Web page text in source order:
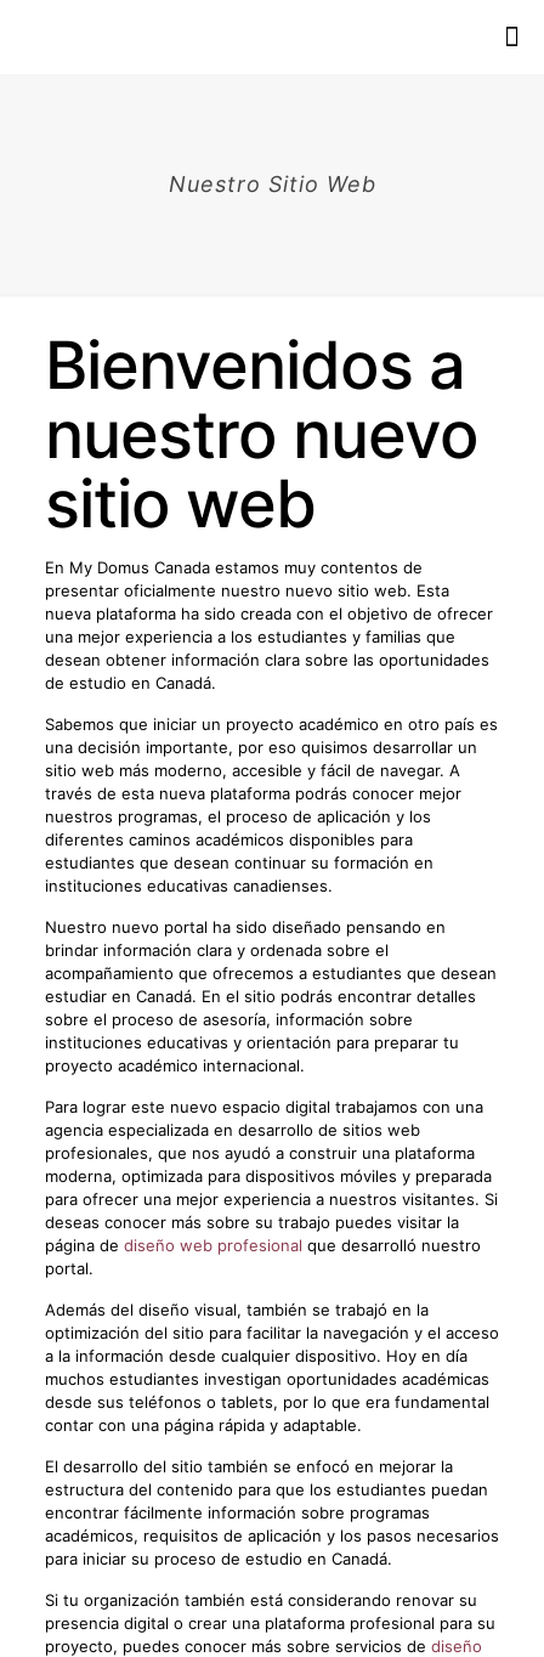
Nuestro Sitio Web
Bienvenidos a
nuestro nuevo
sitio web
En My Domus Canada estamos muy contentos de
presentar oficialmente nuestro nuevo sitio web. Esta
nueva plataforma ha sido creada con el objetivo de ofrecer
una mejor experiencia a los estudiantes y familias que
desean obtener información clara sobre las oportunidades
de estudio en Canadá.
Sabemos que iniciar un proyecto académico en otro país es
una decisión importante, por eso quisimos desarrollar un
sitio web más moderno, accesible y fácil de navegar. A
través de esta nueva plataforma podrás conocer mejor
nuestros programas, el proceso de aplicación y los
diferentes caminos académicos disponibles para
estudiantes que desean continuar su formación en
instituciones educativas canadienses.
Nuestro nuevo portal ha sido diseñado pensando en
brindar información clara y ordenada sobre el
acompañamiento que ofrecemos a estudiantes que desean
estudiar en Canadá. En el sitio podrás encontrar detalles
sobre el proceso de asesoría, información sobre
instituciones educativas y orientación para preparar tu
proyecto académico internacional.
Para lograr este nuevo espacio digital trabajamos con una
agencia especializada en desarrollo de sitios web
profesionales, que nos ayudó a construir una plataforma
moderna, optimizada para dispositivos móviles y preparada
para ofrecer una mejor experiencia a nuestros visitantes. Si
deseas conocer más sobre su trabajo puedes visitar la
página de diseño web profesional que desarrolló nuestro
portal.
Además del diseño visual, también se trabajó en la
optimización del sitio para facilitar la navegación y el acceso
a la información desde cualquier dispositivo. Hoy en día
muchos estudiantes investigan oportunidades académicas
desde sus teléfonos o tablets, por lo que era fundamental
contar con una página rápida y adaptable.
El desarrollo del sitio también se enfocó en mejorar la
estructura del contenido para que los estudiantes puedan
encontrar fácilmente información sobre programas
académicos, requisitos de aplicación y los pasos necesarios
para iniciar su proceso de estudio en Canadá.
Si tu organización también está considerando renovar su
presencia digital o crear una plataforma profesional para su
proyecto, puedes conocer más sobre servicios de diseño